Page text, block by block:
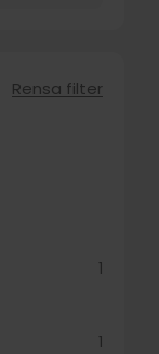
Rensa filter
1
1